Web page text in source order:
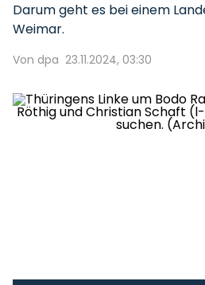
Darum geht es bei einem
Weimar.
Von dpa 23.11.2024, 03:30